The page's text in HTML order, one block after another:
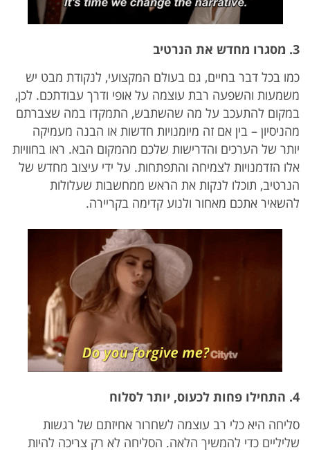
3. מסגרו מחדש את הנרטיב
כמו בכל דבר בחיים, גם בעולם המקצועי, לנקודת מבט יש
משמעות והשפעה רבת עוצמה על אופי ודרך עבודתכם. לכן,
במקום להתעכב על מה שהשתבש, התמקדו במה שצברתם
מהניסיון – בין אם זה מיומנויות חדשות או הבנה מעמיקה
יותר של הערכים והדרישות שלכם מהמקום הבא. ראו בחוויות
אלו הזדמנויות לצמיחה והתפתחות. על ידי עיצוב מחדש של
הנרטיב, תוכלו לנקות את הראש ממחשבות שעלולות
להשאיר אתכם מאחור ולנוע קדימה בקריירה.
4. התחילו פחות לכעוס, יותר לסלוח
סליחה היא כלי רב עוצמה לשחרור אחיזתם של רגשות
שליליים כדי להמשיך הלאה. הסליחה לא רק צריכה להיות